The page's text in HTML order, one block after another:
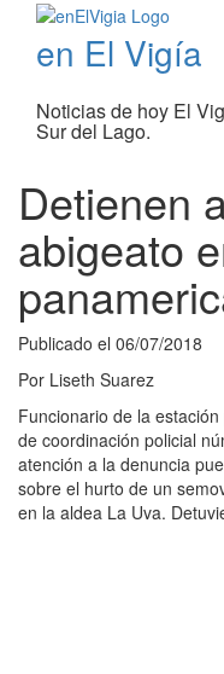
en El Vigía
Noticias de hoy El
Sur del Lago.
Detienen
abigeato
Publicado el 06/07/2018
Por Liseth Suarez
Funcionario de la
de coordinación policial
atención a la denuncia
sobre el hurto de un
en la aldea La Uva.